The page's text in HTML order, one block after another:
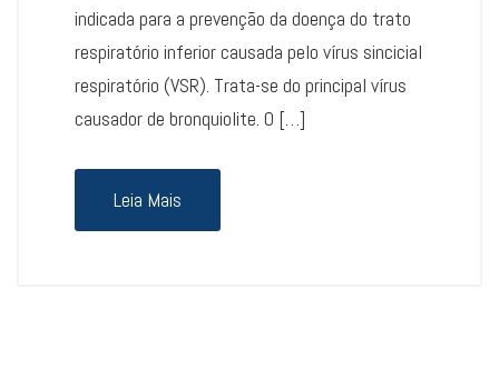
indicada para a prevenção da doença do trato
respiratório inferior causada pelo vírus sincicial
respiratório (VSR). Trata-se do principal vírus
causador de bronquiolite. O […]
Leia Mais